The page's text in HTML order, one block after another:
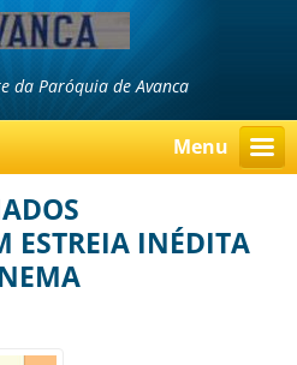
da Paróquia de Avanca
Menu
ESTREIA INÉDITA